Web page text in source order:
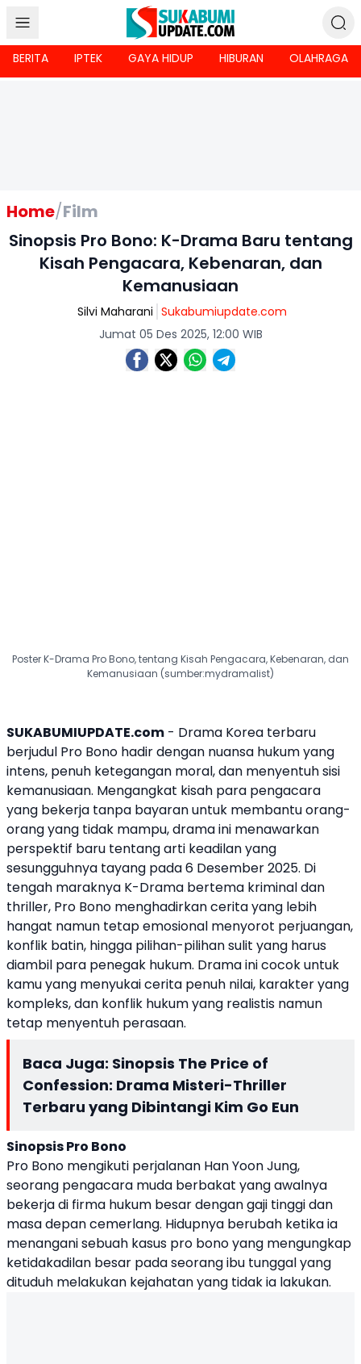
BERITA IPTEK GAYA HIDUP HIBURAN OLAHRAGA
Home/Film
Sinopsis Pro Bono: K-Drama Baru tentang
Kisah Pengacara, Kebenaran, dan
Kemanusiaan
Silvi Maharani Sukabumiupdate.com
Jumat 05 Des 2025, 12:00 WIB
Poster K-Drama Pro Bono, tentang Kisah Pengacara, Kebenaran, dan
Kemanusiaan (sumber:mydramalist)
SUKABUMIUPDATE.com - Drama Korea terbaru
berjudul Pro Bono hadir dengan nuansa hukum yang
intens, penuh ketegangan moral, dan menyentuh sisi
kemanusiaan. Mengangkat kisah para pengacara
yang bekerja tanpa bayaran untuk membantu orang-
orang yang tidak mampu, drama ini menawarkan
perspektif baru tentang arti keadilan yang
sesungguhnya tayang pada 6 Desember 2025. Di
tengah maraknya K-Drama bertema kriminal dan
thriller, Pro Bono menghadirkan cerita yang lebih
hangat namun tetap emosional menyorot perjuangan,
konflik batin, hingga pilihan-pilihan sulit yang harus
diambil para penegak hukum. Drama ini cocok untuk
kamu yang menyukai cerita penuh nilai, karakter yang
kompleks, dan konflik hukum yang realistis namun
tetap menyentuh perasaan.
Baca Juga: Sinopsis The Price of
Confession: Drama Misteri-Thriller
Terbaru yang Dibintangi Kim Go Eun
SinopsisPro Bono
Pro Bono mengikuti perjalanan Han Yoon Jung,
seorang pengacara muda berbakat yang awalnya
bekerja di firma hukum besar dengan gaji tinggi dan
masa depan cemerlang. Hidupnya berubah ketika ia
menangani sebuah kasus pro bono yang mengungkap
ketidakadilan besar pada seorang ibu tunggal yang
dituduh melakukan kejahatan yang tidak ia lakukan.